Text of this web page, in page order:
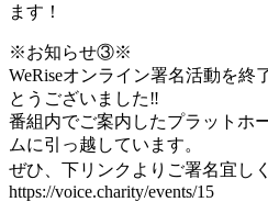
ます！
※お知らせ③※
WeRiseオンライン署名活動を終
とうございました‼️
番組内でご案内したプラットホ
ムに引っ越しています。
ぜひ、下リンクよりご署名宜し
https://voice.charity/events/15​